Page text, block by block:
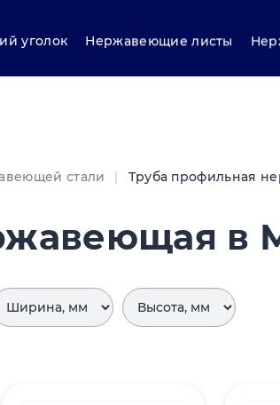
уголок Нержавеющие листы
стали Труба профильная
в